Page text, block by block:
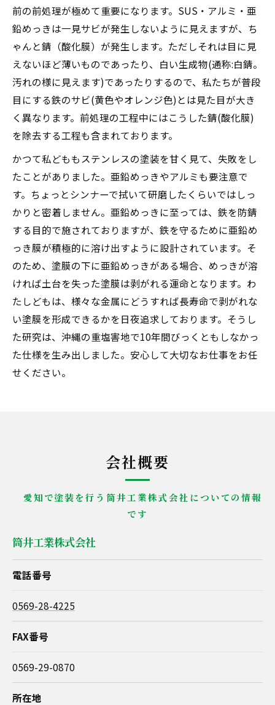
前の前処理が極めて重要になります。SUS・アルミ・亜
鉛めっきは一見サビが発生しないように見えますが、ち
ゃんと錆（酸化膜）が発生します。ただしそれは目に見
えないほど薄いものであったり、白い生成物(通称:白錆。
汚れの様に見えます)であったりするので、私たちが普段
目にする鉄のサビ(黄色やオレンジ色)とは見た目が大き
く異なります。前処理の工程中にはこうした錆(酸化膜)
を除去する工程も含まれております。
かつて私どももステンレスの塗装を甘く見て、失敗をし
たことがありました。亜鉛めっきやアルミも要注意で
す。ちょっとシンナーで拭いて研磨したくらいではしっ
かりと密着しません。亜鉛めっきに至っては、鉄を防錆
する目的で施されておりますが、鉄を守るために亜鉛め
っき膜が積極的に溶け出すように設計されています。そ
のため、塗膜の下に亜鉛めっきがある場合、めっきが溶
ければ土台を失った塗膜は剥がれる運命となります。わ
たしどもは、様々な金属にどうすれば長寿命で剥がれな
い塗膜を形成できるかを日夜追求しております。そうし
た研究は、沖縄の重塩害地で10年間びっくともしなかっ
た仕様を生み出しました。安心して大切なお仕事をお任
せください。
会社概要
愛知で塗装を行う筒井工業株式会社についての情報
です
筒井工業株式会社
電話番号
0569-28-4225
FAX番号
0569-29-0870
所在地